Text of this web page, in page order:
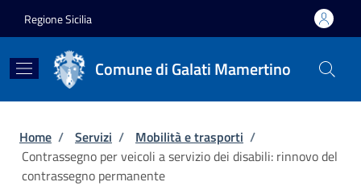
Regione Sicilia
Comune di Galati Mamertino
Briciole di pane
Home / Servizi / Mobilità e trasporti /
Contrassegno per veicoli a servizio dei disabili: rinnovo del
contrassegno permanente